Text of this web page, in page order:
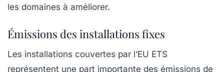
les domaines à améliorer.
Émissions des installations fixes
Les installations couvertes par l’EU ETS
représentent une part importante des émissions de